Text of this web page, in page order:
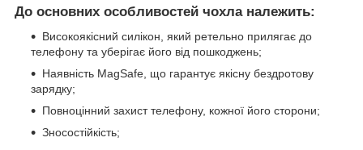
До основних особливостей чохла належить:
Високоякісний силікон, який ретельно прилягає до
телефону та уберігає його від пошкоджень;
Наявність MagSafe, що гарантує якісну бездротову
зарядку;
Повноцінний захист телефону, кожної його сторони;
Зносостійкість;